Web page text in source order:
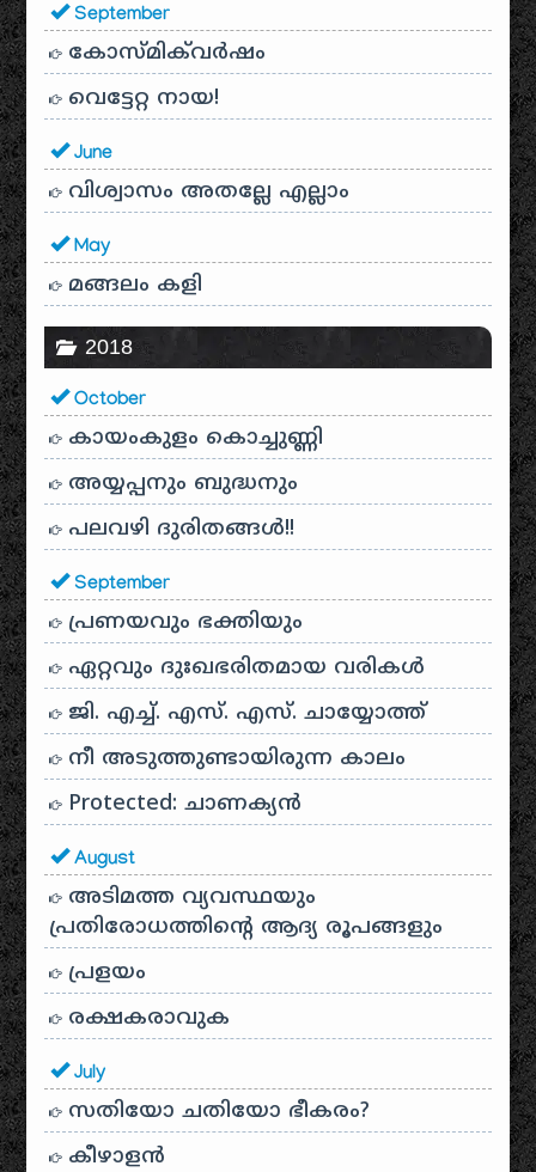
September
കോസ്മിക്‌വർഷം
വെട്ടേറ്റ നായ!
June
വിശ്വാസം അതല്ലേ എല്ലാം
May
മങ്ങലം കളി
2018
October
കായം‌കുളം കൊച്ചുണ്ണി
അയ്യപ്പനും ബുദ്ധനും
പലവഴി ദുരിതങ്ങൾ!!
September
പ്രണയവും ഭക്തിയും
ഏറ്റവും ദുഃഖഭരിതമായ വരികൾ
ജി. എച്ച്. എസ്. എസ്. ചായ്യോത്ത്
നീ അടുത്തുണ്ടായിരുന്ന കാലം
Protected: ചാണക്യന്‍
August
അടിമത്ത വ്യവസ്ഥയും
പ്രതിരോധത്തിന്റെ ആദ്യ രൂപങ്ങളും
പ്രളയം
രക്ഷകരാവുക
July
സതിയോ ചതിയോ ഭീകരം?
കീഴാളന്‍